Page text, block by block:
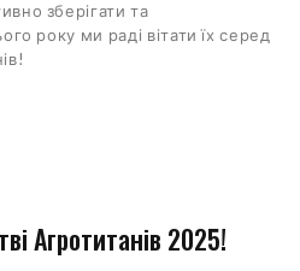
зберігати та
року ми раді вітати їх серед
Агротитанів 2025!